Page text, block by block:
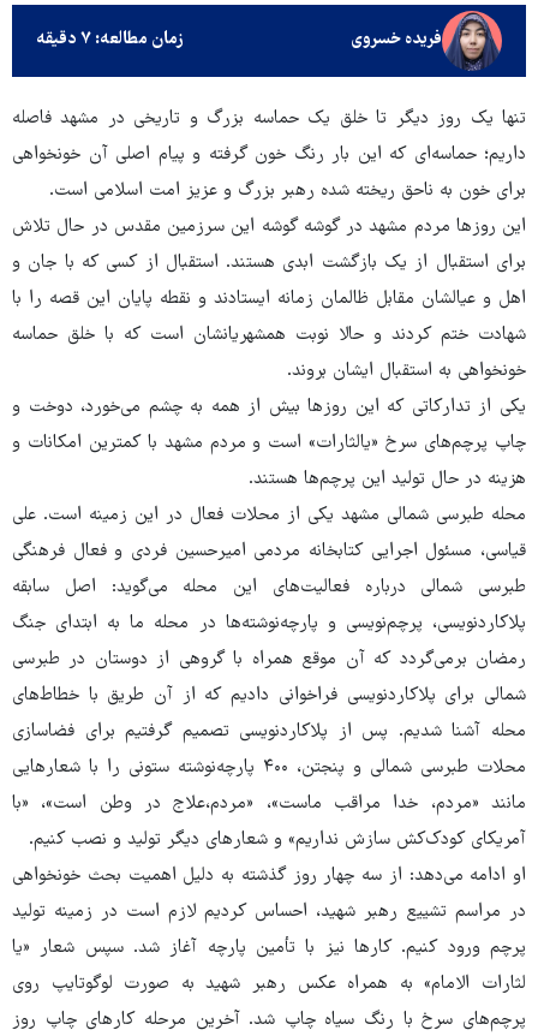
فریده خسروی زمان مطالعه: ۷ دقیقه
تنها یک روز دیگر تا خلق یک حماسه بزرگ و تاریخی در مشهد فاصله
داریم؛ حماسه‌ای که این بار رنگ خون گرفته و پیام اصلی آن خونخواهی
برای خون به ناحق ریخته شده رهبر بزرگ و عزیز امت اسلامی است.
این روزها مردم مشهد در گوشه‌ گوشه این سرزمین مقدس در حال تلاش
برای استقبال از یک بازگشت ابدی هستند. استقبال از کسی که با جان و
اهل و عیالشان مقابل ظالمان زمانه ایستادند و نقطه پایان این قصه را با
شهادت ختم کردند و حالا نوبت همشهریانشان است که با خلق حماسه
خونخواهی به استقبال ایشان بروند.
یکی از تدارکاتی که این روزها بیش از همه به چشم می‌خورد، دوخت و
چاپ پرچم‌های سرخ «یالثارات» است و مردم مشهد با کمترین امکانات و
هزینه در حال تولید این پرچم‌ها هستند.
محله طبرسی شمالی مشهد یکی از محلات فعال در این زمینه است. علی
قیاسی، مسئول اجرایی کتابخانه مردمی امیرحسین فردی و فعال فرهنگی
طبرسی شمالی درباره فعالیت‌های این محله می‌گوید: اصل سابقه
پلاکاردنویسی، پرچم‌نویسی و پارچه‌نوشته‌ها در محله ما به ابتدای جنگ
رمضان برمی‌گردد که آن موقع همراه با گروهی از دوستان در طبرسی
شمالی برای پلاکاردنویسی فراخوانی دادیم که از آن طریق با خطاط‌های
محله آشنا شدیم. پس از پلاکاردنویسی تصمیم گرفتیم برای فضاسازی
محلات طبرسی شمالی و پنجتن، ۴۰۰ پارچه‌نوشته ستونی را با شعارهایی
مانند «مردم، خدا مراقب ماست»، «مردم،علاج در وطن است»، «با
آمریکای کودک‌کش سازش نداریم» و شعارهای دیگر تولید و نصب کنیم.
او ادامه می‌دهد: از سه چهار روز گذشته به دلیل اهمیت بحث خونخواهی
در مراسم تشییع رهبر شهید، احساس کردیم لازم است در زمینه تولید
پرچم ورود کنیم. کارها نیز با تأمین پارچه آغاز شد. سپس شعار «یا
لثارات الامام» به همراه عکس رهبر شهید به ‌صورت لوگوتایپ روی
پرچم‌های سرخ با رنگ سیاه چاپ شد. آخرین مرحله کارهای چاپ روز